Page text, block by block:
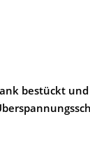
bestückt